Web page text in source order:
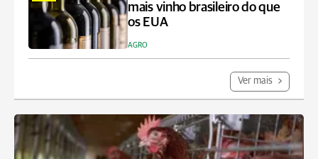
mais vinho brasileiro do que
os EUA
AGRO
Ver mais